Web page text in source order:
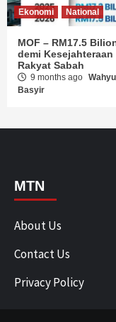
Ekonomi National
MOF – RM17.5
demi Kesejahteraan
Rakyat Sabah
9 months ago Wahyu
Basyir
MTN
About Us
Contact Us
Privacy Policy